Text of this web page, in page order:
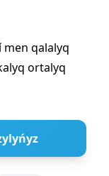
qalalyq
ortalyq